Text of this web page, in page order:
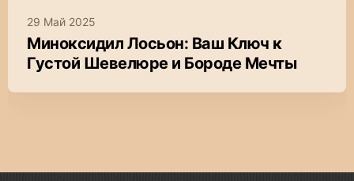
29 Май 2025
Миноксидил Лосьон: Ваш Ключ к
Густой Шевелюре и Бороде Мечты